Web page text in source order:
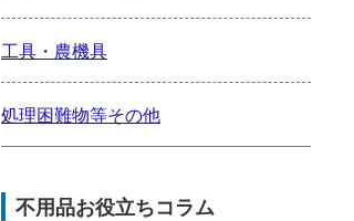
工具・農機具
処理困難物等その他
不用品お役立ちコラム